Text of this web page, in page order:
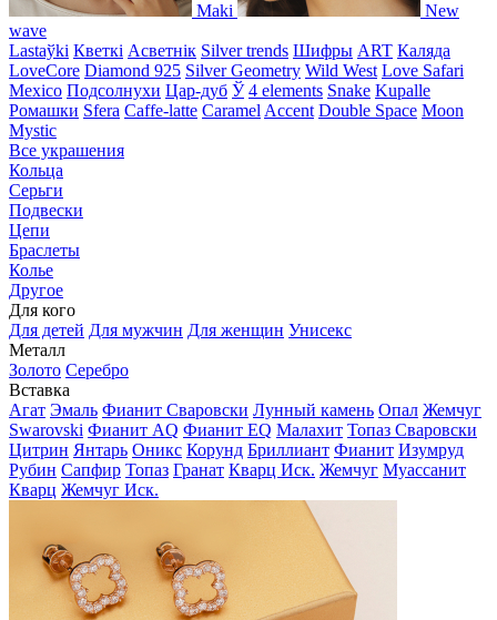
Maki
New
wave
Lastaўki Кветкі Асветнiк Silver trends Шифры ART Каляда
LoveCore Diamond 925 Silver Geometry Wild West Love Safari
Mexico Подсолнухи Цар-дуб Ў 4 elements Snake Kupalle
Ромашки Sfera Caffe-latte Caramel Accent Double Space Moon
Mystic
Все украшения
Кольца
Серьги
Подвески
Цепи
Браслеты
Колье
Другое
Для кого
Для детей Для мужчин Для женщин Унисекс
Металл
Золото Серебро
Вставка
Агат Эмаль Фианит Сваровски Лунный камень Опал Жемчуг
Swarovski Фианит AQ Фианит EQ Малахит Топаз Сваровски
Цитрин Янтарь Оникс Корунд Бриллиант Фианит Изумруд
Рубин Сапфир Топаз Гранат Кварц Иск. Жемчуг Муассанит
Кварц Жемчуг Иск.